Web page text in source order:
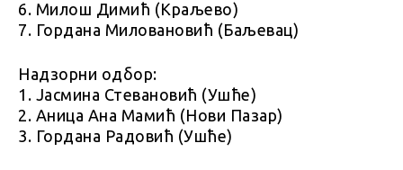
6. Милош Димић (Краљево)
7. Гордана Миловановић (Баљевац)
Надзорни одбор:
1. Јасмина Стевановић (Ушће)
2. Аница Ана Мамић (Нови Пазар)
3. Гордана Радовић (Ушће)